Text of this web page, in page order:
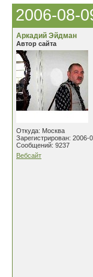
2006-08-
Аркадий Эйдман
Автор сайта
Откуда: Москва
Зарегистрирован: 2006-
Сообщений: 9237
Вебсайт